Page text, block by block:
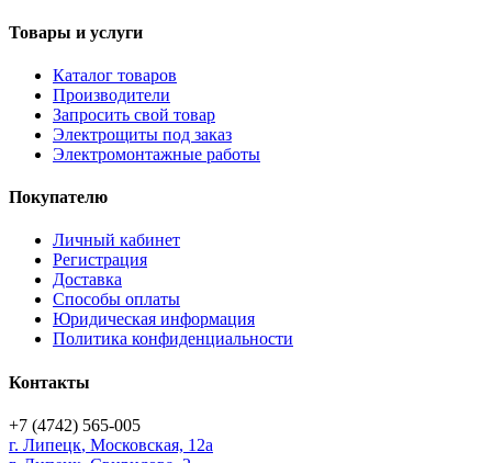
Товары и услуги
Каталог товаров
Производители
Запросить свой товар
Электрощиты под заказ
Электромонтажные работы
Покупателю
Личный кабинет
Регистрация
Доставка
Способы оплаты
Юридическая информация
Политика конфиденциальности
Контакты
+7 (4742) 565-005
г. Липецк, Московская, 12а